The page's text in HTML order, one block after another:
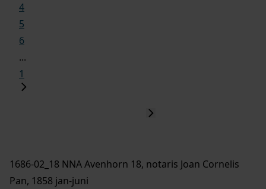
4
5
6
...
1
1686-02_18 NNA Avenhorn 18, notaris Joan Cornelis
Pan, 1858 jan-juni